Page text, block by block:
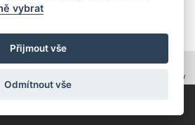
1
TOPWEBY - webhosting, domény, tvorba www
vybrat
Přijmout vše
Odmítnout vše